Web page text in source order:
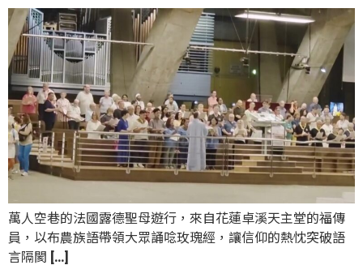
萬人空巷的法國露德聖母遊行，來自花蓮卓溪天主堂的福傳
員，以布農族語帶領大眾誦唸玫瑰經，讓信仰的熱忱突破語
言隔閡 […]